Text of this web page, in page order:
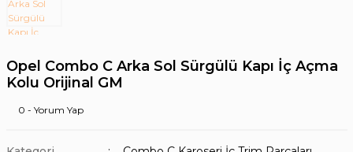
Opel Combo C Arka Sol Sürgülü Kapı İç Açma
Kolu Orijinal GM
0 - Yorum Yap